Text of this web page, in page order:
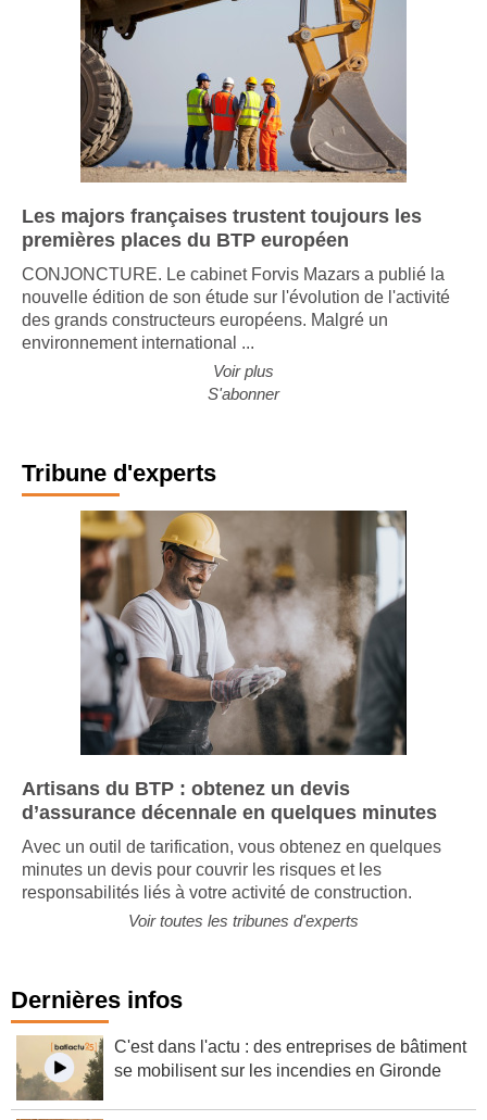
Les majors françaises trustent toujours les
premières places du BTP européen
CONJONCTURE. Le cabinet Forvis Mazars a publié la
nouvelle édition de son étude sur l'évolution de l'activité
des grands constructeurs européens. Malgré un
environnement international ...
Voir plus
S'abonner
Tribune d'experts
Artisans du BTP : obtenez un devis
d’assurance décennale en quelques minutes
Avec un outil de tarification, vous obtenez en quelques
minutes un devis pour couvrir les risques et les
responsabilités liés à votre activité de construction.
Voir toutes les tribunes d'experts
Dernières infos
C'est dans l'actu : des entreprises de bâtiment
se mobilisent sur les incendies en Gironde